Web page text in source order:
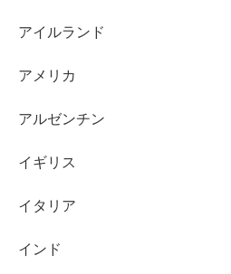
アイルランド
アメリカ
アルゼンチン
イギリス
イタリア
インド